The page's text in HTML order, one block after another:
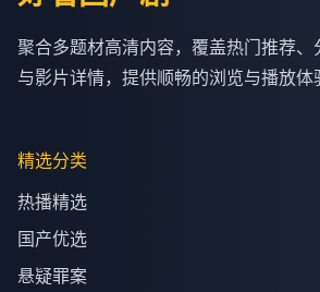
聚合多题材高清内容，覆盖热门推荐
与影片详情，提供顺畅的浏览与播放体
精选分类
热播精选
国产优选
悬疑罪案